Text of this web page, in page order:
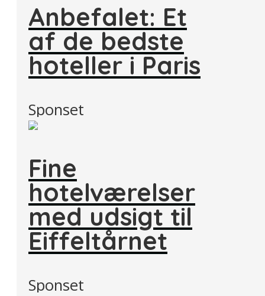
Anbefalet: Et
af de bedste
hoteller i Paris
Sponset
Fine
hotelværelser
med udsigt til
Eiffeltårnet
Sponset